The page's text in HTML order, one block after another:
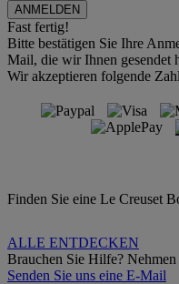
Fast fertig!
Bitte bestätigen Sie Ihre
Mail, die wir Ihnen gesendet
Wir akzeptieren folgende
Finden Sie eine Le Creuset
ALLE ENTDECKEN
Brauchen Sie Hilfe?
Senden Sie uns eine E-Mail